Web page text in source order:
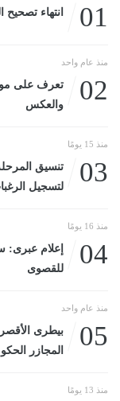
01 انتهاء تصحيح
منذ عام واحد
02
تعرف على
والعكس
منذ 15 يومًا
03
لتسجيل
منذ 16 يومًا
04
إعلام عبرى:
للقصوى
منذ عام واحد
05
المجازر الحكومية
منذ 13 يومًا